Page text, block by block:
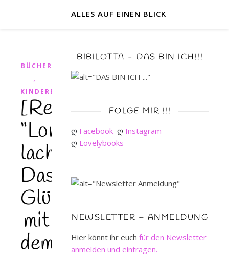
ALLES AUF EINEN BLICK
BÜCHER
,
KINDERBUCH
[Rezension]
“Loni
lacht!
Das
Glücksbuch
mit
dem
BIBILOTTA – DAS BIN ICH!!!
FOLGE MIR !!!
ღ Facebook ღ Instagram
ღ Lovelybooks
NEWSLETTER – ANMELDUNG
Hier könnt ihr euch für den Newsletter
anmelden und eintragen.